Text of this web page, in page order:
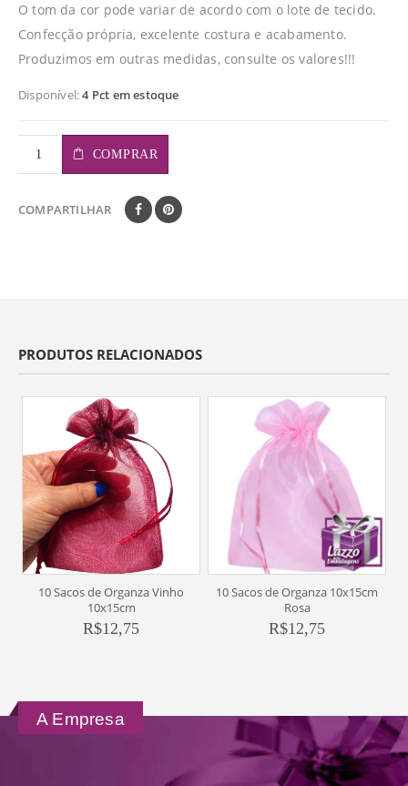
O tom da cor pode variar de acordo com o lote de tecido.
Confecção própria, excelente costura e acabamento.
Produzimos em outras medidas, consulte os valores!!!
Disponível:4 Pct em estoque
COMPRAR
COMPARTILHAR
PRODUTOS RELACIONADOS
10 Sacos de Organza Vinho
10x15cm
R$12,75
10 Sacos de Organza 10x15cm
Rosa
R$12,75
A Empresa